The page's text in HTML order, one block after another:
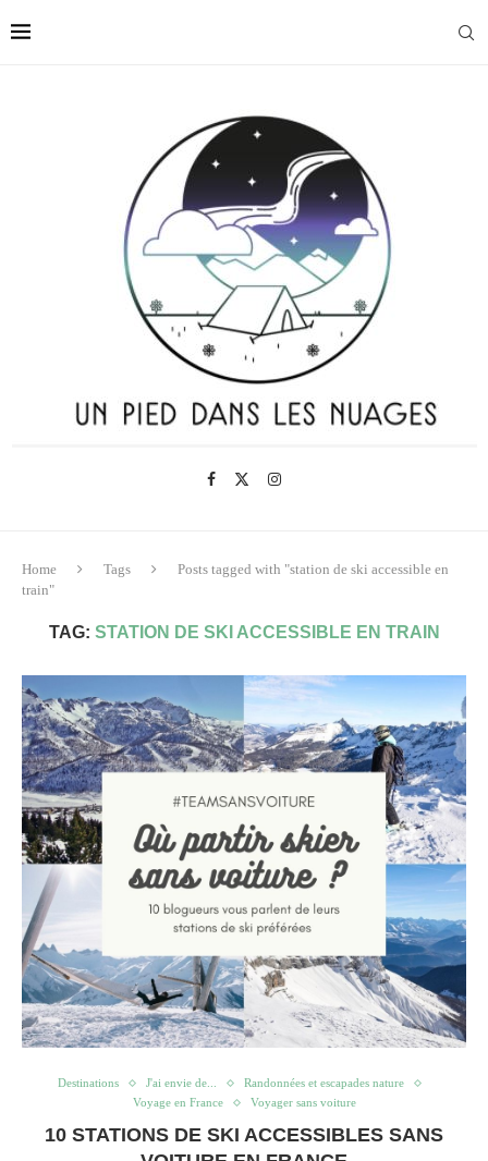
Home Tags
Posts tagged with "station de ski accessible en
train"
TAG: STATION DE SKI ACCESSIBLE EN TRAIN
Destinations J'ai envie de...
Randonnées et escapades nature
Voyage en France
Voyager sans voiture
10 STATIONS DE SKI ACCESSIBLES SANS